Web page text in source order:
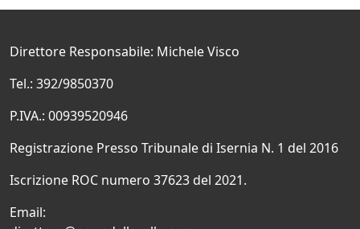
Direttore Responsabile: Michele Visco
Tel.: 392/9850370
P.IVA.: 00939520946
Registrazione Presso Tribunale di Isernia N. 1 del 2016
Iscrizione ROC numero 37623 del 2021.
Email: